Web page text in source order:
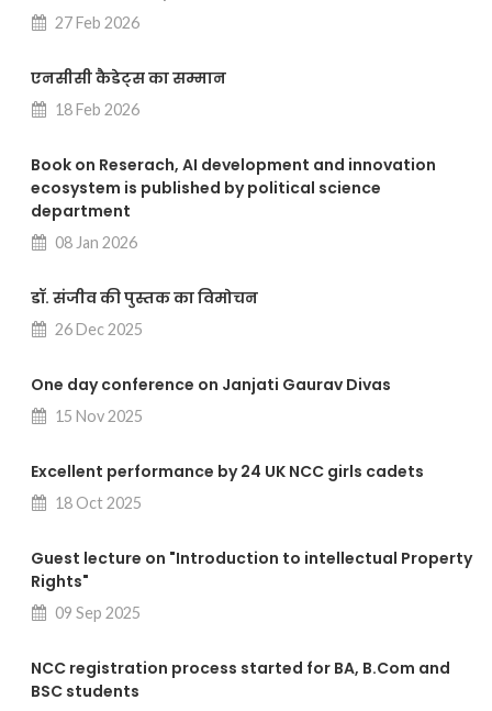
27 Feb 2026
एनसीसी कैडेट्स का सम्मान
18 Feb 2026
Book on Reserach, AI development and innovation
ecosystem is published by political science
department
08 Jan 2026
डॉ. संजीव की पुस्तक का विमोचन
26 Dec 2025
One day conference on Janjati Gaurav Divas
15 Nov 2025
Excellent performance by 24 UK NCC girls cadets
18 Oct 2025
Guest lecture on "Introduction to intellectual Property
Rights"
09 Sep 2025
NCC registration process started for BA, B.Com and
BSC students